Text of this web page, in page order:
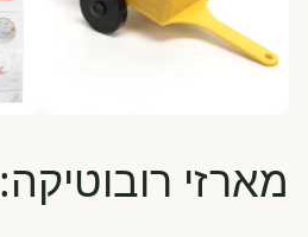
מארזי רובוטיקה: